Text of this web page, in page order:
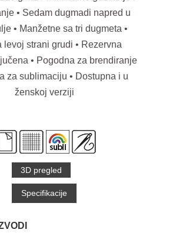
• Sedam dugmadi napred u
• Manžetne sa tri dugmeta •
levoj strani grudi • Rezervna
• Pogodna za brendiranje
za sublimaciju • Dostupna i u
ženskoj verziji
3D pregled
Specifikacije